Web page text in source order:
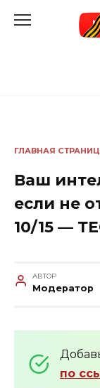
ГЛАВНАЯ
Ваш
если не
10/15 —
АВТОР
Модератор
по